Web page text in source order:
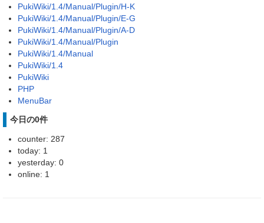
PukiWiki/1.4/Manual/Plugin/H-K
PukiWiki/1.4/Manual/Plugin/E-G
PukiWiki/1.4/Manual/Plugin/A-D
PukiWiki/1.4/Manual/Plugin
PukiWiki/1.4/Manual
PukiWiki/1.4
PukiWiki
PHP
MenuBar
今日の0件
counter: 287
today: 1
yesterday: 0
online: 1